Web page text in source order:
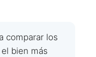
comparar los
bien más